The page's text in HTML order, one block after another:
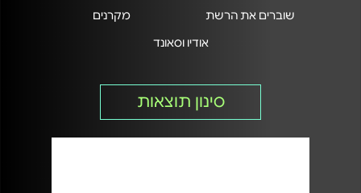
שוברים את הרשת
מקרנים
אודיו וסאונד
סינון תוצאות